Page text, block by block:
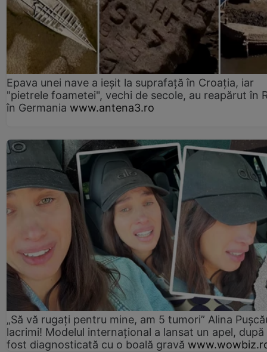
Epava unei nave a ieșit la suprafață în Croația, iar
"pietrele foametei", vechi de secole, au reapărut în
în Germania www.antena3.ro
„Să vă rugați pentru mine, am 5 tumori” Alina
lacrimi! Modelul internațional a lansat un apel, după
fost diagnosticată cu o boală gravă